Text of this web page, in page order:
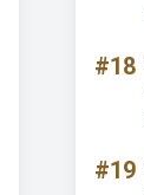
#18
#19